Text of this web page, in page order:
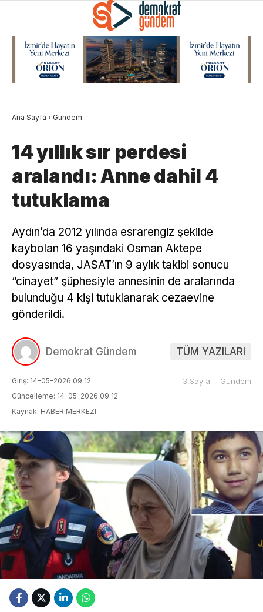
Ana Sayfa › Gündem
14 yıllık sır perdesi
aralandı: Anne dahil 4
tutuklama
Aydın’da 2012 yılında esrarengiz şekilde
kaybolan 16 yaşındaki Osman Aktepe
dosyasında, JASAT’ın 9 aylık takibi sonucu
“cinayet” şüphesiyle annesinin de aralarında
bulunduğu 4 kişi tutuklanarak cezaevine
gönderildi.
Demokrat Gündem TÜM YAZILARI
Giriş: 14-05-2026 09:12
Güncelleme: 14-05-2026 09:12
Kaynak: HABER MERKEZI
3.Sayfa Gündem